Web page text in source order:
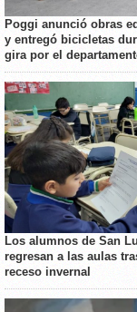
Poggi anunció obras
y entregó bicicletas
gira por el
Los alumnos de San
regresan a las aulas
receso invernal